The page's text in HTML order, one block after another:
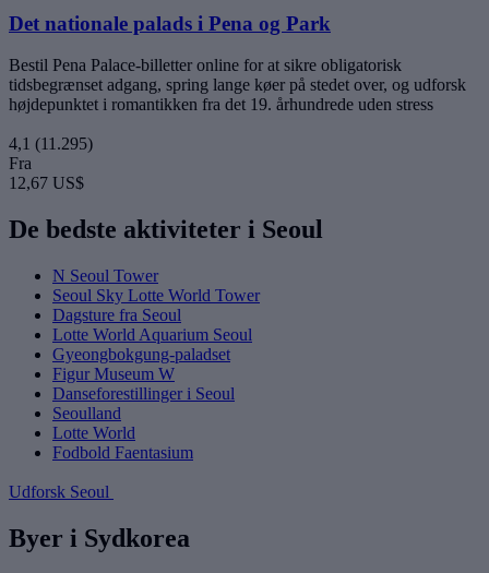
Det nationale palads i Pena og Park
Bestil Pena Palace-billetter online for at sikre obligatorisk
tidsbegrænset adgang, spring lange køer på stedet over, og udforsk
højdepunktet i romantikken fra det 19. århundrede uden stress
4,1 (11.295)
Fra
12,67 US$
De bedste aktiviteter i Seoul
N Seoul Tower
Seoul Sky Lotte World Tower
Dagsture fra Seoul
Lotte World Aquarium Seoul
Gyeongbokgung-paladset
Figur Museum W
Danseforestillinger i Seoul
Seoulland
Lotte World
Fodbold Faentasium
Udforsk Seoul
Byer i Sydkorea